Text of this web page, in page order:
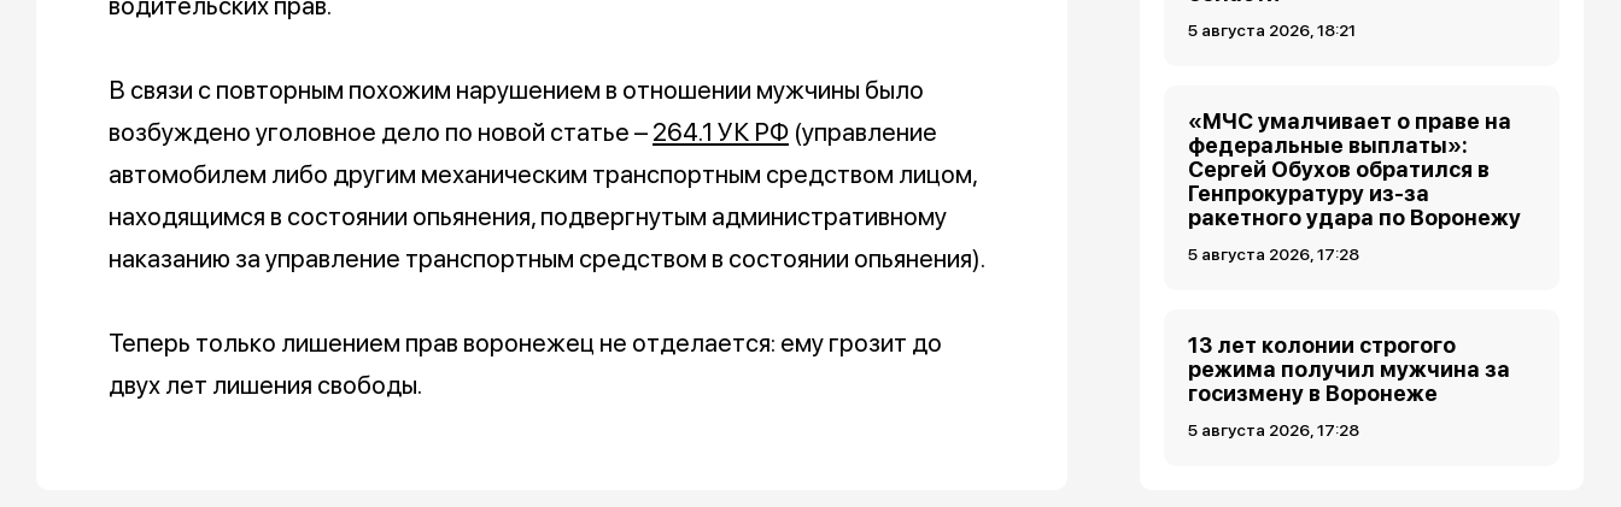
В связи с повторным похожим нарушением в отношении мужчины было
возбуждено уголовное дело по новой статье – 264.1 УК РФ (управление
автомобилем либо другим механическим транспортным средством лицом,
находящимся в состоянии опьянения, подвергнутым административному
наказанию за управление транспортным средством в состоянии опьянения).
Теперь только лишением прав воронежец не отделается: ему грозит до
двух лет лишения свободы.
5 августа 2026, 18:21
«МЧС умалчивает о праве на
федеральные выплаты»:
Сергей Обухов обратился в
Генпрокуратуру из-за
ракетного удара по Воронежу
5 августа 2026, 17:28
13 лет колонии строгого
режима получил мужчина за
госизмену в Воронеже
5 августа 2026, 17:28